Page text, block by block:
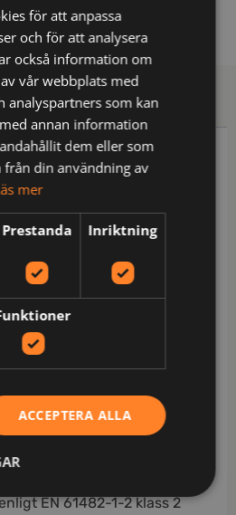
INFORMATION
förstärkta löst hängande
3 fickor och verktygshällor
ficka / 2 framfickor / 2
bakfickor, varav en med lock
Dubbel förstärkt grensöm /
förstärkt
samt knapp och
med lock och dold
med lock och D-ring /
knäfickor med öppning
knäfickorna kan höjdjusteras
i benslut / Godkänd
1, EN 61482-1-1 ELIM: 8
EN 61482-1-2 klass 2
för att anpassa
och för att analysera
också information om
vår webbplats med
analyspartners som kan
annan information
dem eller som
från din användning av
mer
Prestanda Inriktning
ACCEPTERA ALLA